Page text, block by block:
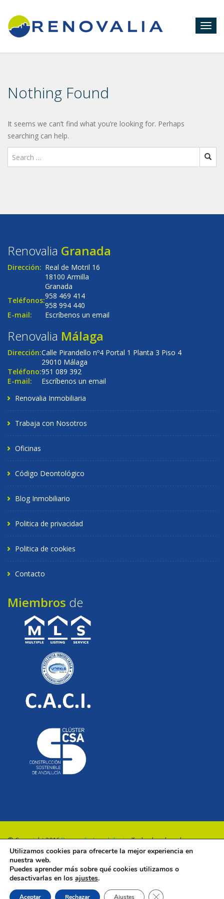
Nothing Found
It seems we can’t find what you’re looking for. Perhaps
searching can help.
Renovalia Granada
Dirección: Real de Motril 16
18100 Armilla
Granada
Teléfonos:958 469 414
958 994 440
E-mail:
Escríbenos un email
Renovalia Málaga
Dirección:Calle Pirandello nº4 Portal 1 Planta 3 Piso 4
29010 Málaga
Teléfono:951 089 392
E-mail:
Escríbenos un email
Renovalia Inmobiliaria
Trabaja con Nosotros
Oficinas
Código Deontológico
Blog Inmobiliario
Politica de privacidad
Politica de cookies
Contacto
Miembros de
© Copyright 2016Renovalia Inmobiliaria. Todos los derechos
reservados.
Utilizamos cookies para ofrecerte la mejor experiencia en
nuestra web.
Puedes aprender más sobre qué cookies utilizamos o
desactivarlas en los ajustes.
Aceptar Rechazar Ajustes Cerrar el banner de